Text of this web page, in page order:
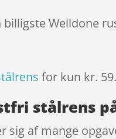
billigste Welldone
for kun kr.
stålrens
sig af mange